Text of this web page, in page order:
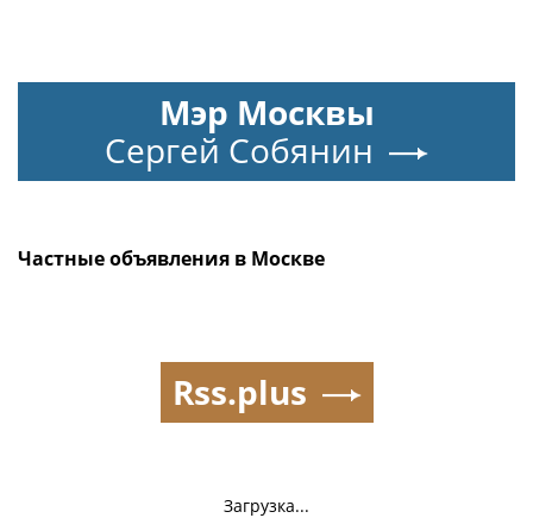
Мэр Москвы
Сергей Собянин
Частные объявления в Москве
Загрузка...
Rss.plus